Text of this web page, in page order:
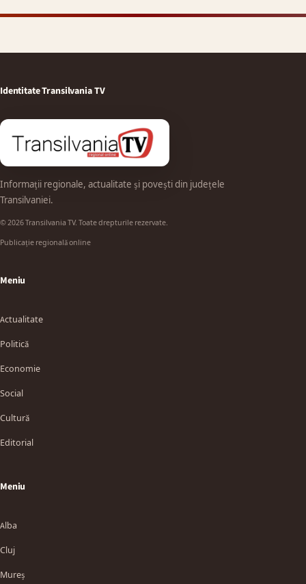
Identitate Transilvania TV
Informații regionale, actualitate și povești din județele
Transilvaniei.
© 2026 Transilvania TV. Toate drepturile rezervate.
Publicație regională online
Meniu
Actualitate
Politică
Economie
Social
Cultură
Editorial
Meniu
Alba
Cluj
Mureș